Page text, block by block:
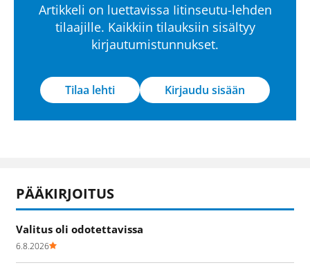
Artikkeli on luettavissa Iitinseutu-lehden
tilaajille. Kaikkiin tilauksiin sisältyy
kirjautumistunnukset.
Tilaa lehti Kirjaudu sisään
PÄÄKIRJOITUS
Valitus oli odotettavissa
6.8.2026